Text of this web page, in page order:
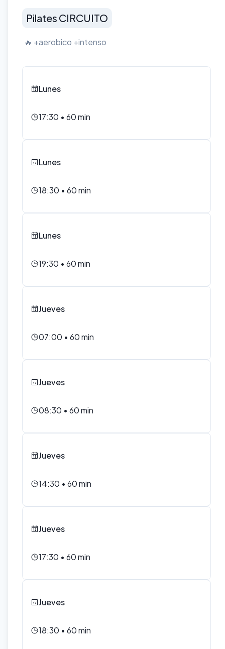
Pilates CIRCUITO
🔥 +aerobico +intenso
Lunes
17:30 • 60min
Lunes
18:30 • 60min
Lunes
19:30 • 60min
Jueves
07:00 • 60min
Jueves
08:30 • 60min
Jueves
14:30 • 60min
Jueves
17:30 • 60min
Jueves
18:30 • 60min